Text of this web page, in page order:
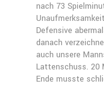
nach 73
Defensive
danach
auch unsere
Lattenschuss. 20
Ende musste